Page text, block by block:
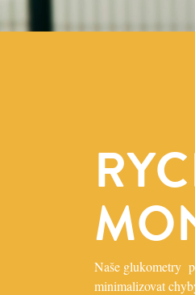
Naše glukometry
minimalizovat